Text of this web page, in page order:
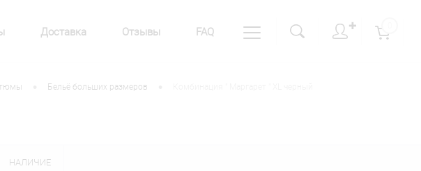
Доставка Отзывы FAQ
✚
Бельё больших размеров
НАЛИЧИЕ